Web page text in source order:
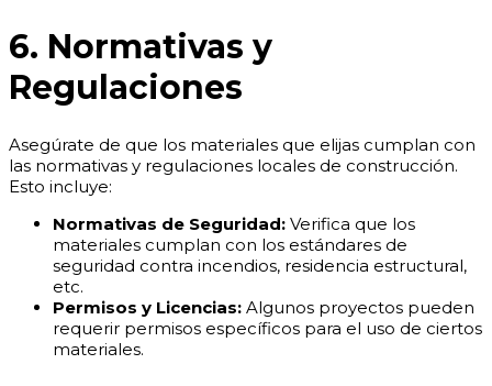
6. Normativas y
Regulaciones
Asegúrate de que los materiales que elijas cumplan con
las normativas y regulaciones locales de construcción.
Esto incluye:
Normativas de Seguridad: Verifica que los
materiales cumplan con los estándares de
seguridad contra incendios, residencia estructural,
etc.
Permisos y Licencias: Algunos proyectos pueden
requerir permisos específicos para el uso de ciertos
materiales.